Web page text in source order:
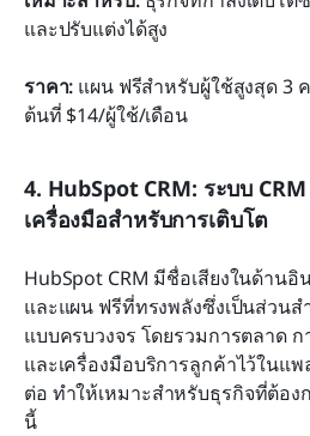
และปรับแต่งได้สูง
ราคา: แผน ฟรีสำหรับผู้ใช้สูงสุด 3
ต้นที่ $14/ผู้ใช้/เดือน
4. HubSpot CRM: ระบบ
เครื่องมือสำหรับการเติบโต
HubSpot CRM มีชื่อเสียงในด้านอิ
และแผน ฟรีที่ทรงพลังซึ่งเป็นส่วน
แบบครบวงจร โดยรวมการตลาด
และเครื่องมือบริการลูกค้าไว้ในแพ
ต่อ ทำให้เหมาะสำหรับธุรกิจที่ต้อง
นี้